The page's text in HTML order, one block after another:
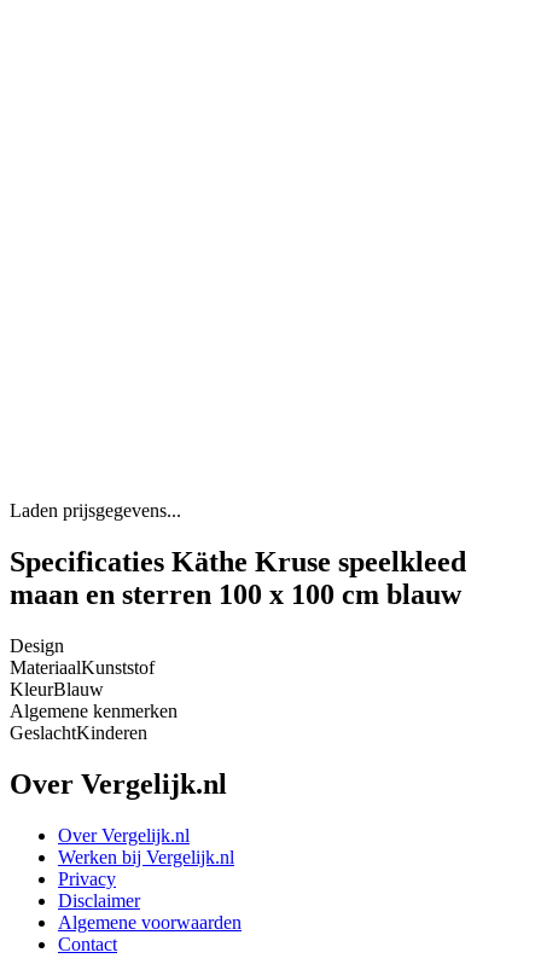
Laden prijsgegevens...
Specificaties Käthe Kruse speelkleed
maan en sterren 100 x 100 cm blauw
Design
MateriaalKunststof
KleurBlauw
Algemene kenmerken
GeslachtKinderen
Over Vergelijk.nl
Over Vergelijk.nl
Werken bij Vergelijk.nl
Privacy
Disclaimer
Algemene voorwaarden
Contact